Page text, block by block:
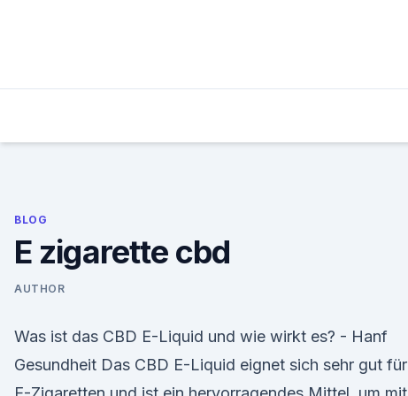
BLOG
E zigarette cbd
AUTHOR
Was ist das CBD E-Liquid und wie wirkt es? - Hanf
Gesundheit Das CBD E-Liquid eignet sich sehr gut für